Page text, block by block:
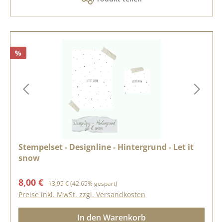
%
Stempelset - Designline - Hintergrund - Let it
snow
Verkaufspreis:
8,00 € Regulärer Preis:
13,95 €(42.65% gespart)
Preise inkl. MwSt. zzgl. Versandkosten
In den Warenkorb